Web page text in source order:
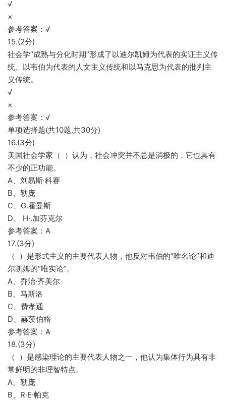
√
×
参考答案：√
15.(2分)
社会学“成熟与分化时期”形成了以迪尔凯姆为代表的实证主义传
统、以韦伯为代表的人文主义传统和以马克思为代表的批判主
义传统。
√
×
参考答案：√
单项选择题(共10题,共30分)
16.(3分)
美国社会学家（ ）认为，社会冲突并不总是消极的，它也具有
不少的正功能。
A、刘易斯·科赛
B、勒庞
C、G.霍曼斯
D、 H·.加芬克尔
参考答案：A
17.(3分)
（ ）是形式主义的主要代表人物，他反对韦伯的“唯名论”和迪
尔凯姆的“唯实论”。
A、乔治·齐美尔
B、马斯洛
C、费孝通
D、赫茨伯格
参考答案：A
18.(3分)
（ ）是感染理论的主要代表人物之一，他认为集体行为具有非
常鲜明的非理智特点。
A、勒庞
B、R·E·帕克